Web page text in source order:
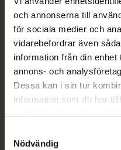
och annonserna till
för sociala medier och
vidarebefordrar även
information från din
annons- och
Dessa kan i sin tur
information som du har
återkalla ditt samtycke via
Nödvändig
Allergiförbundet.
utvecklad för alla
känsligaste.
Jämförpris
EAN:
Kategorier:
Basmakeup